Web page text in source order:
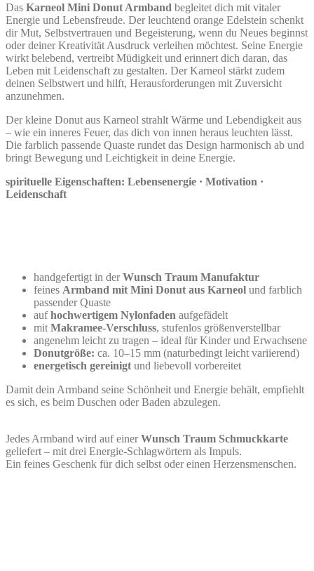
Das Karneol Mini Donut Armband begleitet dich mit vitaler
Energie und Lebensfreude. Der leuchtend orange Edelstein schenkt
dir Mut, Selbstvertrauen und Begeisterung, wenn du Neues beginnst
oder deiner Kreativität Ausdruck verleihen möchtest. Seine Energie
wirkt belebend, vertreibt Müdigkeit und erinnert dich daran, das
Leben mit Leidenschaft zu gestalten. Der Karneol stärkt zudem
deinen Selbstwert und hilft, Herausforderungen mit Zuversicht
anzunehmen.
Der kleine Donut aus Karneol strahlt Wärme und Lebendigkeit aus
– wie ein inneres Feuer, das dich von innen heraus leuchten lässt.
Die farblich passende Quaste rundet das Design harmonisch ab und
bringt Bewegung und Leichtigkeit in deine Energie.
spirituelle Eigenschaften: Lebensenergie · Motivation ·
Leidenschaft
handgefertigt in derWunsch Traum Manufaktur
feines Armband mit Mini Donut aus Karneol und farblich
passender Quaste
aufhochwertigem Nylonfaden aufgefädelt
mit Makramee-Verschluss, stufenlos größenverstellbar
angenehm leicht zu tragen – ideal für Kinder und Erwachsene
Donutgröße: ca. 10–15 mm (naturbedingt leicht variierend)
energetisch gereinigt und liebevoll vorbereitet
Damit dein Armband seine Schönheit und Energie behält, empfiehlt
es sich, es beim Duschen oder Baden abzulegen.
Jedes Armband wird auf einerWunsch Traum Schmuckkarte
geliefert – mit drei Energie-Schlagwörtern als Impuls.
Ein feines Geschenk für dich selbst oder einen Herzensmenschen.